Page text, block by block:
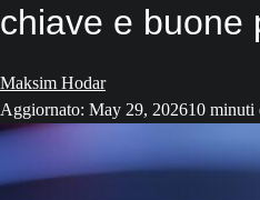
chiave e buone
Maksim Hodar
Aggiornato: May 29, 202610 minuti